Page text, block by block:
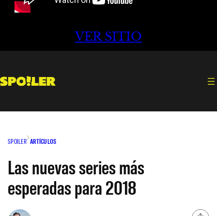
VER SITIO
SPOILER ARTÍCULOS
Las nuevas series más
esperadas para 2018